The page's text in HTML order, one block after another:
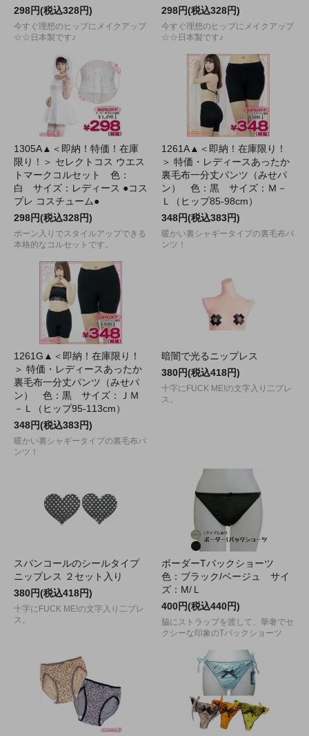
298円(税込328円)
今すぐ理想のヒップにメイクアップ
☆☆日本製です♪
298円(税込328円)
今すぐ理想のヒップにメイクアップ
☆☆日本製です♪
1305A▲＜即納！特価！在庫
限り！＞ セレクトコス ウエス
トマークコルセット 色：
白 サイズ：レディース ●コス
プレ コスチューム●
298円(税込328円)
ボーン入りでスタイルアップできる
本格的なコルセットです。
1261A▲＜即納！在庫限り！
＞ 特価・レディースあったか
裏毛布一分丈パンツ（みせパ
ン） 色：黒 サイズ：Ｍ－
Ｌ（ヒップ85-98cm）
348円(税込383円)
暖かい裏シャギータイプの裏毛布パ
ンツ！
1261G▲＜即納！在庫限り！
＞ 特価・レディースあったか
裏毛布一分丈パンツ（みせパ
ン） 色：黒 サイズ：ＪＭ
－Ｌ（ヒップ95-113cm）
348円(税込383円)
暖かい裏シャギータイプの裏毛布パ
ンツ！
暗闇で光るニップレス
380円(税込418円)
十字にFUCK ME!の文字入り二プレ
ス。
スパンコールのシールタイプ
ニップレス ２セット入り
380円(税込418円)
十字にFUCK ME!の文字入り二プレ
ス。
ボーダーTバックショーツ
色：ブラック/ベージュ サイ
ズ：M/Ｌ
400円(税込440円)
脇にストラップを渡して、華奢でセ
クシーな印象のTバックショーツ